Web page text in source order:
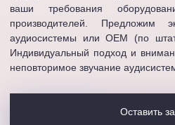
ваши требования
производителей. Предложим
аудиосистемы или OEM (по
Индивидуальный подход и
неповторимое звучание
Оставить